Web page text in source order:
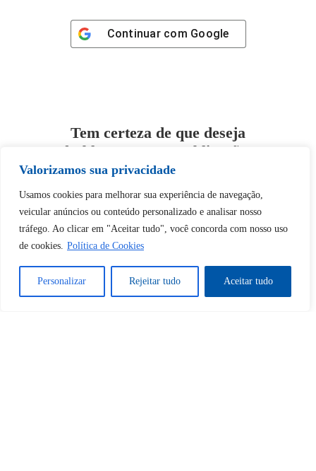
Valorizamos sua privacidade
Usamos cookies para melhorar sua experiência de navegação,
veicular anúncios ou conteúdo personalizado e analisar nosso
tráfego. Ao clicar em "Aceitar tudo", você concorda com nosso uso
de cookies. Política de Cookies
Personalizar Rejeitar tudo Aceitar tudo
Continuar com Google
Tem certeza de que deseja
desbloquear esta publicação?
Desbloquear esquerda : 0
Sim Não